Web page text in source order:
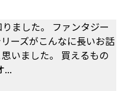
ました。 ファンタジー
ーズがこんなに長いお話
いました。 買えるもの
...